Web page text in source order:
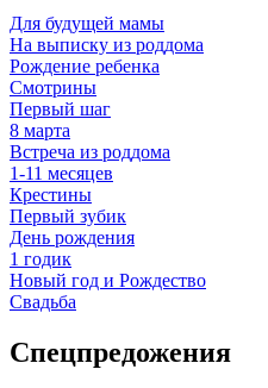
Для будущей мамы
На выписку из роддома
Рождение ребенка
Смотрины
Первый шаг
8 марта
Встреча из роддома
1-11 месяцев
Крестины
Первый зубик
День рождения
1 годик
Новый год и Рождество
Свадьба
Спецпредожения